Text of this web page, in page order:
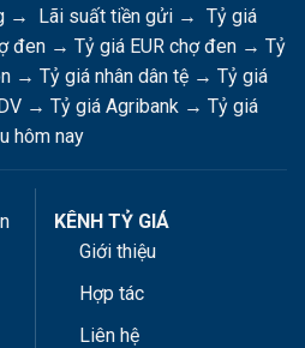
→ Lãi suất tiền gửi → Tỷ giá
đen → Tỷ giá EUR chợ đen → Tỷ
→ Tỷ giá nhân dân tệ → Tỷ giá
→ Tỷ giá Agribank → Tỷ giá
hôm nay
KÊNH TỶ GIÁ
Giới thiệu
Hợp tác
Liên hệ